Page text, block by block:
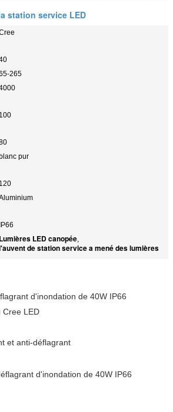
station service LED
265
100
pur
120
IP66
Lumières LED canopée,
de station service a mené des lumières
d'inondation de 40W IP66
Cree LED
et anti-déflagrant
d'inondation de 40W IP66